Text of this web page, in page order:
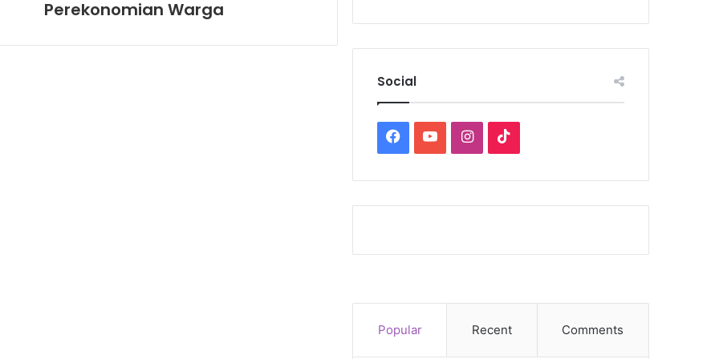
Perekonomian Warga
Social
Facebook
YouTubeInstagram
Popular Recent Comments